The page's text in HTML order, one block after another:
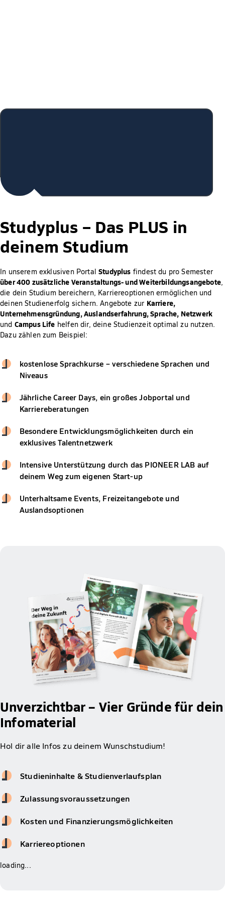
Studyplus – Das PLUS in
deinem Studium
In unserem exklusiven PortalStudyplus findest du pro Semester
über 400 zusätzliche Veranstaltungs- und Weiterbildungsangebote,
die dein Studium bereichern, Karriereoptionen ermöglichen und
deinen Studienerfolg sichern. Angebote zur Karriere,
Unternehmensgründung, Auslandserfahrung, Sprache, Netzwerk
und Campus Life helfen dir, deine Studienzeit optimal zu nutzen.
Dazu zählen zum Beispiel:
kostenlose Sprachkurse – verschiedene Sprachen und
Niveaus
Jährliche Career Days, ein großes Jobportal und
Karriereberatungen
Besondere Entwicklungsmöglichkeiten durch ein
exklusives Talentnetzwerk
Intensive Unterstützung durch das PIONEER LAB auf
deinem Weg zum eigenen Start-up
Unterhaltsame Events, Freizeitangebote und
Auslandsoptionen
Unverzichtbar – Vier Gründe für dein
Infomaterial
Hol dir alle Infos zu deinem Wunschstudium!
Studieninhalte & Studienverlaufsplan
Zulassungsvoraussetzungen
Kosten und Finanzierungsmöglichkeiten
Karriereoptionen
loading...